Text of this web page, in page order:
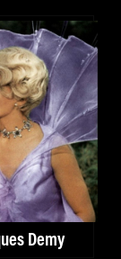
Demy